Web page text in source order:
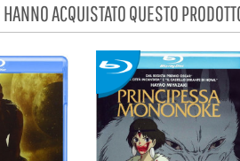
ACQUISTATO QUESTO